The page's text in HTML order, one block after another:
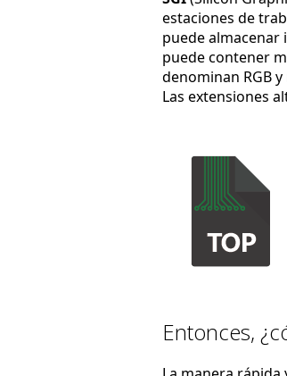
estaciones de
puede almacenar
puede contener
denominan RGB
Las extensiones
Entonces,